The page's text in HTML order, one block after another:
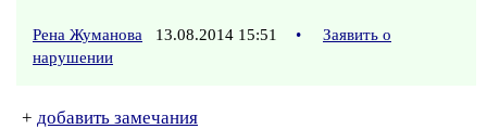
Рена Жуманова 13.08.2014 15:51 •
Заявить о
нарушении
+ добавить замечания